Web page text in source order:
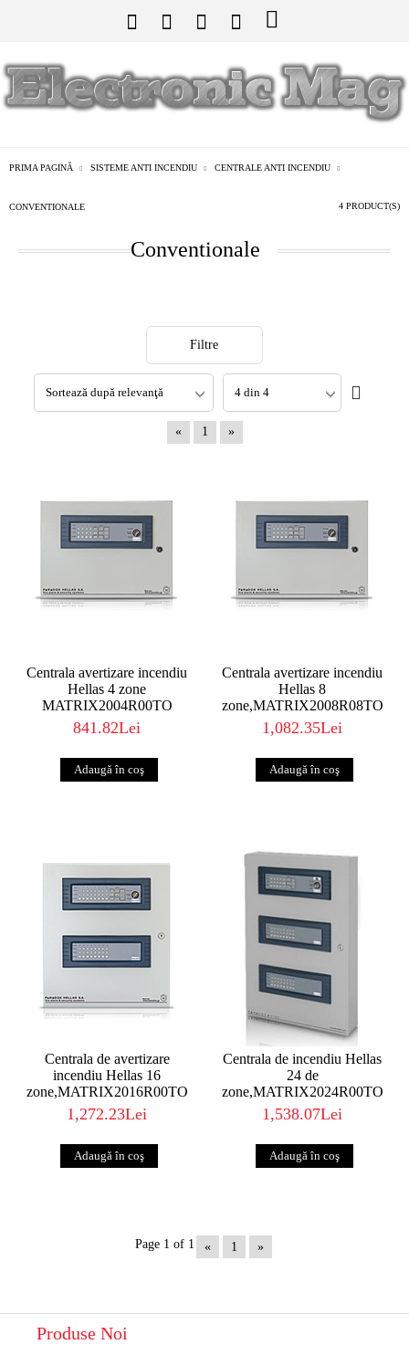
PRIMA PAGINĂ SISTEME ANTI INCENDIU CENTRALE ANTI INCENDIU
CONVENTIONALE 4 PRODUCT(S)
Conventionale
Filtre
« 1 »
Centrala avertizare incendiu
Hellas 4 zone
MATRIX2004R00TO
841.82Lei
Centrala avertizare incendiu
Hellas 8
zone,MATRIX2008R08TO
1,082.35Lei
Centrala de avertizare
incendiu Hellas 16
zone,MATRIX2016R00TO
1,272.23Lei
Centrala de incendiu Hellas
24 de
zone,MATRIX2024R00TO
1,538.07Lei
Page 1 of 1 « 1 »
Produse Noi